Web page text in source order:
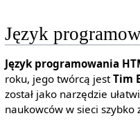
Język
Język programowania
roku, jego twórcą jestTim
został jako narzędzie
naukowców w sieci szybko